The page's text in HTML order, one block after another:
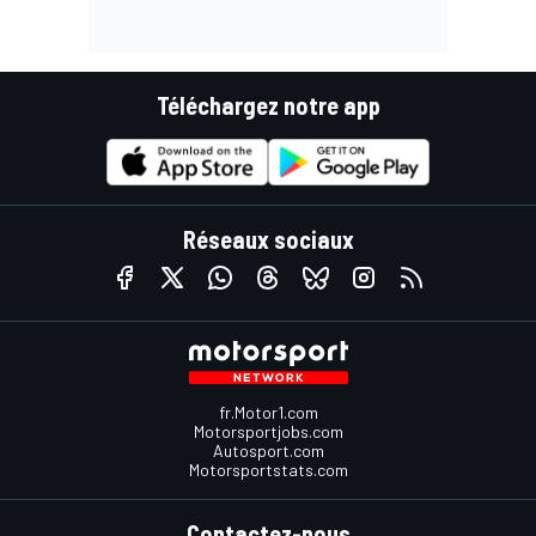
Téléchargez notre app
Réseaux sociaux
fr.Motor1.com
Motorsportjobs.com
Autosport.com
Motorsportstats.com